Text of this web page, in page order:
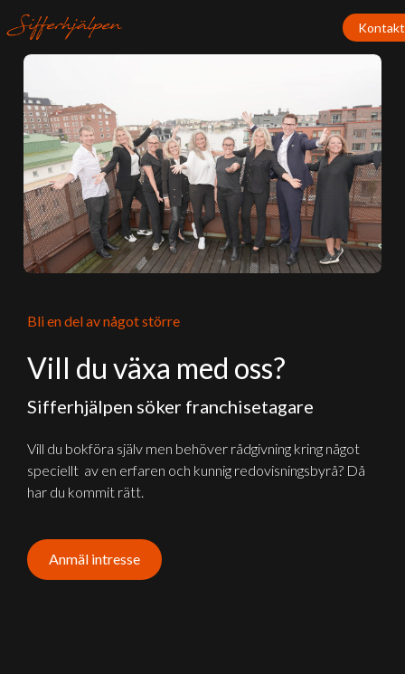
Bli en del av något större
Vill du växa med oss?
Sifferhjälpen söker franchisetagare
Vill du bokföra själv men behöver rådgivning kring något
speciellt av en erfaren och kunnig redovisningsbyrå? Då
har du kommit rätt.
Anmäl intresse